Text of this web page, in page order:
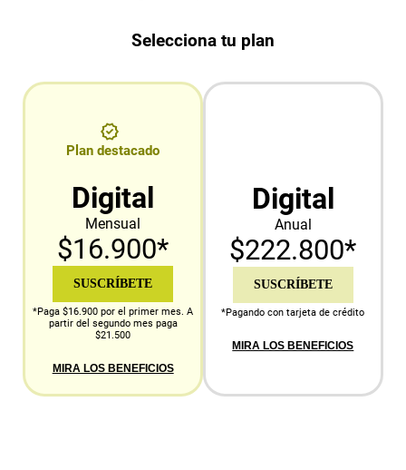
Selecciona tu plan
Plan destacado
Digital
Mensual
$16.900*
SUSCRÍBETE
*Paga $16.900 por el primer mes. A
partir del segundo mes paga
$21.500
MIRA LOS BENEFICIOS
Digital
Anual
$222.800*
SUSCRÍBETE
*Pagando con tarjeta de crédito
MIRA LOS BENEFICIOS